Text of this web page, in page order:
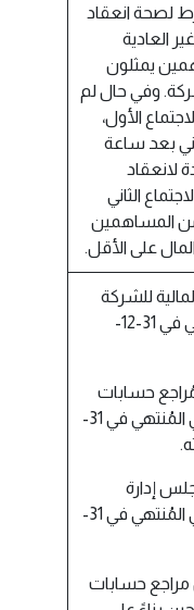
لصحة انعقاد
العادية
يمثلون
وفي حال لم
الأول،
بعد ساعة
لانعقاد
الثاني
المساهمين
للشركة
عن العام المالي المُنتهي في 31-12-
مُراجع حسابات
الشركة عن العام المالي المُنتهي في 31-
إدارة
الشركة عن العام المالي المُنتهي في 31-
مراجع حسابات